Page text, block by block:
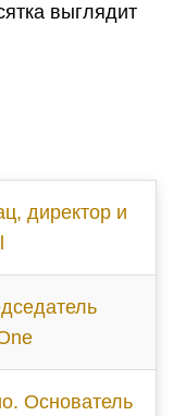
выглядит
директор и
Основатель